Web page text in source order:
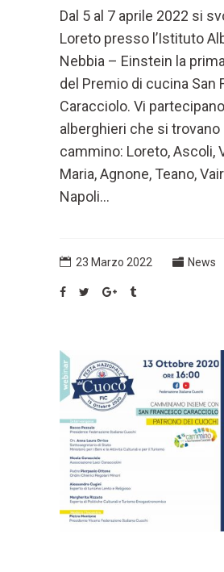
Dal 5 al 7 aprile 2022 si
Loreto presso l’Istituto
Nebbia – Einstein la
del Premio di cucina San
Caracciolo. Vi
alberghieri che si trovano
cammino: Loreto, Ascoli,
Maria, Agnone, Teano,
Napoli...
23 Marzo 2022 News